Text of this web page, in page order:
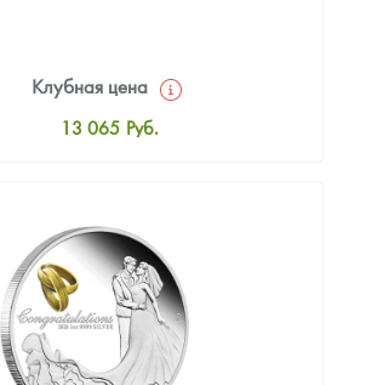
Клубная цена
13 065 Руб.
Цена выкупа
Звоните